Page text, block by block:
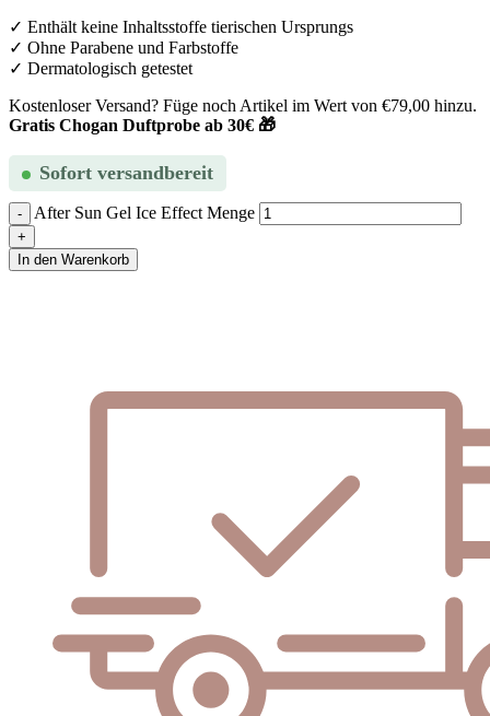
✓ Enthält keine Inhaltsstoffe tierischen Ursprungs
✓ Ohne Parabene und Farbstoffe
✓ Dermatologisch getestet
Kostenloser Versand? Füge noch Artikel im Wert von €79,00 hinzu.
Gratis Chogan Duftprobe ab 30€ 🎁
Sofort versandbereit
After Sun Gel Ice Effect Menge
In den Warenkorb